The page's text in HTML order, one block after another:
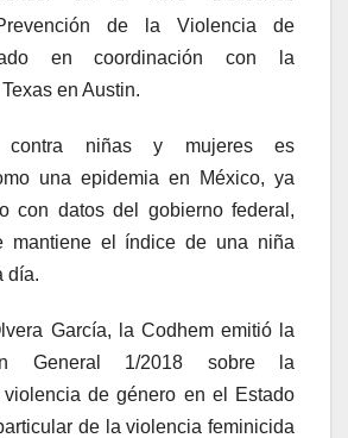
de la Violencia de
en coordinación con la
en Austin.
contra niñas y mujeres es
una epidemia en México, ya
con datos del gobierno federal,
mantiene el índice de una niña
día.
García, la Codhem emitió la
General 1/2018 sobre la
de género en el Estado
de la violencia feminicida